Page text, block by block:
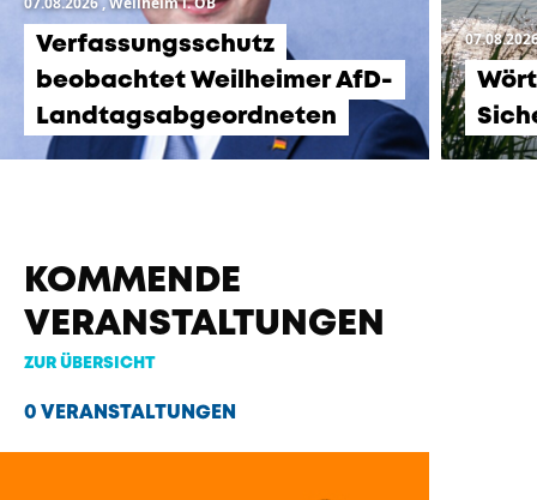
Verfassungsschutz
beobachtet Weilheimer AfD-
Landtagsabgeordneten
KOMMENDE
VERANSTALTUNGEN
ZUR ÜBERSICHT
0 VERANSTALTUNGEN